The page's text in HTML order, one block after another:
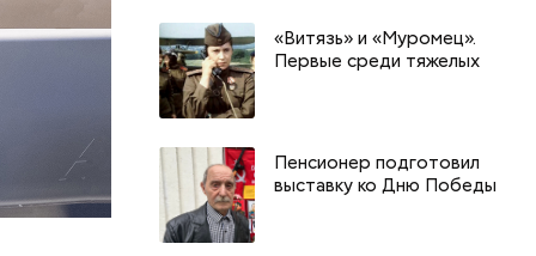
—
«Витязь» и «Муромец».
Первые среди тяжелых
Пенсионер подготовил
выставку ко Дню Победы